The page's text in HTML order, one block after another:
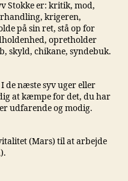
Stokke er: kritik, mod,
krigeren,
på sin ret, stå op for
opretholder
skyld, chikane, syndebuk.
de næste syv uger eller
at kæmpe for det, du har
udfarende og modig.
(Mars) til at arbejde